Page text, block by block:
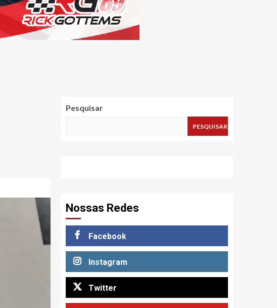
Pesquisar
PESQUISAR
Nossas Redes
Facebook
Instagram
Twitter